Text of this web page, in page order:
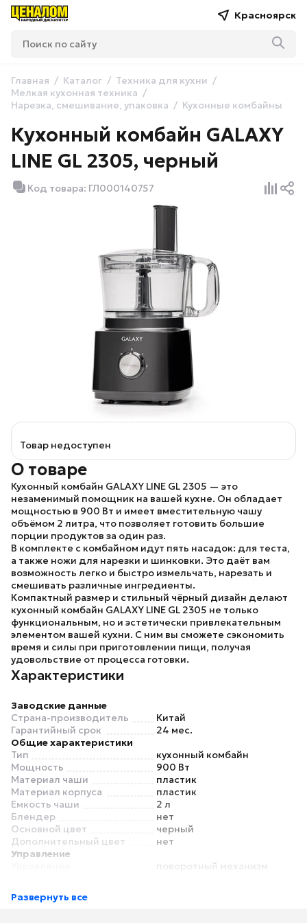
Красноярск
Главная Каталог
Техника для кухни
Мелкая кухонная техника
Нарезка, смешивание, упаковка
Кухонные комбайны
Кухонный комбайн GALAXY
LINE GL 2305, черный
Код товара: ГЛ000140757
Товар недоступен
О товаре
Кухонный комбайн GALAXY LINE GL 2305 — это
незаменимый помощник на вашей кухне. Он обладает
мощностью в 900 Вт и имеет вместительную чашу
объёмом 2 литра, что позволяет готовить большие
порции продуктов за один раз.
В комплекте с комбайном идут пять насадок: для теста,
а также ножи для нарезки и шинковки. Это даёт вам
возможность легко и быстро измельчать, нарезать и
смешивать различные ингредиенты.
Компактный размер и стильный чёрный дизайн делают
кухонный комбайн GALAXY LINE GL 2305 не только
функциональным, но и эстетически привлекательным
элементом вашей кухни. С ним вы сможете сэкономить
время и силы при приготовлении пищи, получая
удовольствие от процесса готовки.
Характеристики
Заводские данные
Страна-производитель
Китай
Гарантийный срок
24 мес.
Общие характеристики
Тип
кухонный комбайн
Мощность
900 Вт
Материал чаши
пластик
Материал корпуса
пластик
Емкость чаши
2 л
Блендер
нет
Основной цвет
черный
Дополнительный цвет
нет
Управление
поворотный механизм
Количество скоростей
Развернуть все